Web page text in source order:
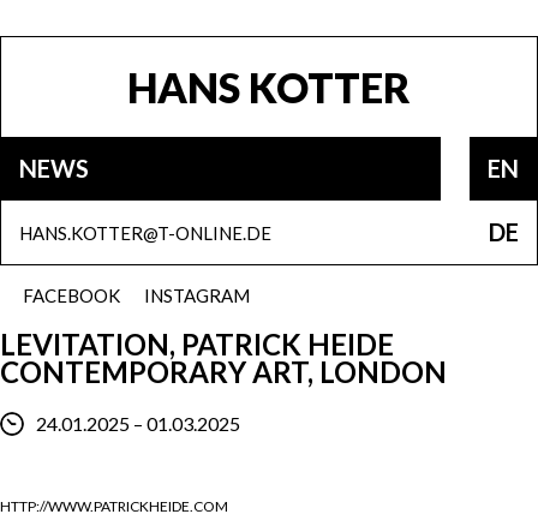
HANS KOTTER
NEWS EN
DE
INSTAGRAM
FACEBOOK
HANS.KOTTER@T-ONLINE.DE
LEVITATION, PATRICK HEIDE
CONTEMPORARY ART, LONDON
24.01.2025 – 01.03.2025
HTTP://WWW.PATRICKHEIDE.COM